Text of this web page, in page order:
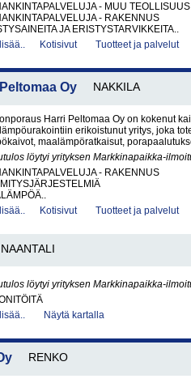
- MUU TEOLLISUUS
- RAKENNUS
JA ERISTYSTARVIKKEITA..
Kotisivut Tuotteet ja palvelut
Oy NAKKILA
Harri Peltomaa Oy on kokenut
erikoistunut yritys, joka
maalämpöratkaisut,
löytyi yrityksen Markkinapaikka-
- RAKENNUS
Kotisivut Tuotteet ja palvelut
NAANTALI
löytyi yrityksen Markkinapaikka-
Näytä kartalla
RENKO